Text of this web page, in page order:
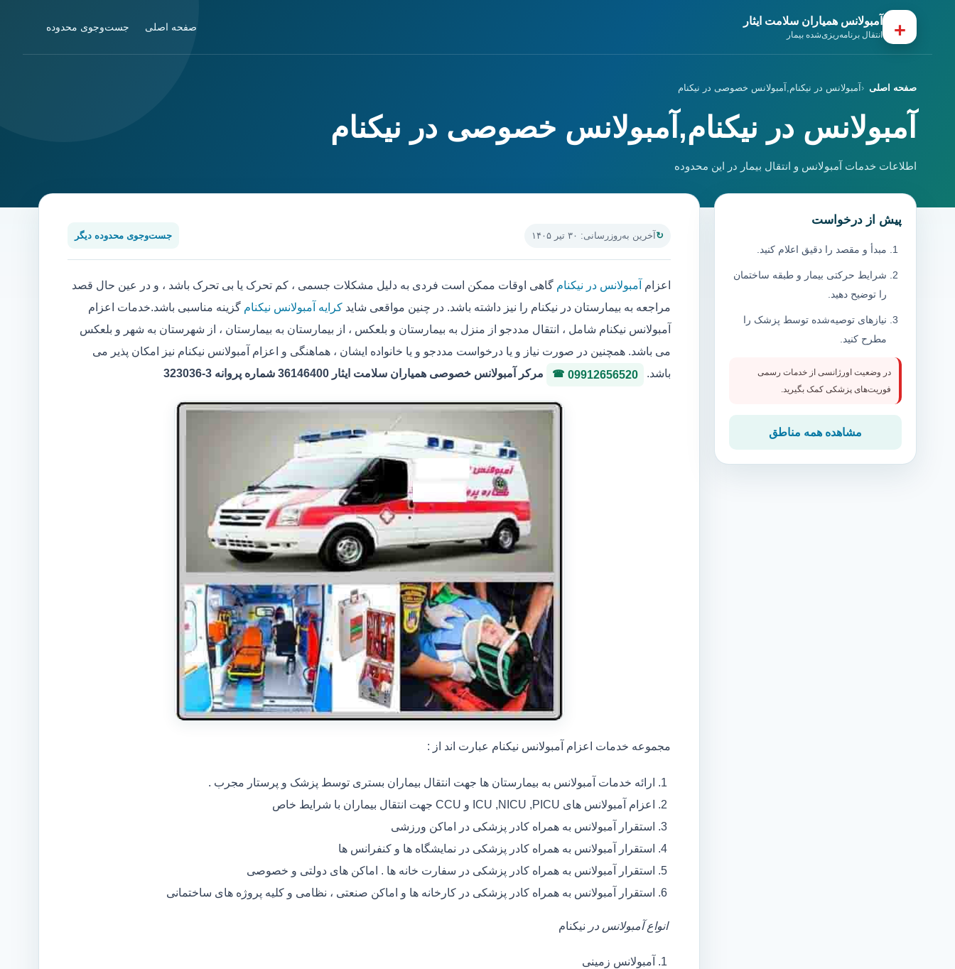
+ آمبولانس همیاران سلامت ایثار
انتقال برنامه‌ریزی‌شده بیمار
صفحه اصلی جست‌وجوی محدوده
صفحه اصلی آمبولانس در نیکنام,آمبولانس خصوصی در نیکنام
آمبولانس در نیکنام,آمبولانس خصوصی در نیکنام
اطلاعات خدمات آمبولانس و انتقال بیمار در این محدوده
آخرین به‌روزرسانی: ۳۰ تیر ۱۴۰۵ جست‌وجوی محدوده دیگر
اعزام آمبولانس در نیکنام گاهی اوقات ممکن است فردی به دلیل مشکلات جسمی ، کم تحرک یا بی تحرک باشد ، و در عین حال قصد
مراجعه به بیمارستان در نیکنام را نیز داشته باشد. در چنین مواقعی شاید کرایه آمبولانس نیکنام گزینه مناسبی باشد.خدمات اعزام
آمبولانس نیکنام شامل ، انتقال مددجو از منزل به بیمارستان و بلعکس ، از بیمارستان به بیمارستان ، از شهرستان به شهر و بلعکس
می باشد. همچنین در صورت نیاز و یا درخواست مددجو و یا خانواده ایشان ، هماهنگی و اعزام آمبولانس نیکنام نیز امکان پذیر می
باشد.
09912656520 مرکر آمبولانس خصوصی همیاران سلامت ایثار 36146400 شماره پروانه 3-323036
مجموعه خدمات اعزام آمبولانس نیکنام عبارت اند از :
ارائه خدمات آمبولانس به بیمارستان ها جهت انتقال بیماران بستری توسط پزشک و پرستار مجرب .
اعزام آمبولانس های ICU ,NICU ,PICU و CCU جهت انتقال بیماران با شرایط خاص
استقرار آمبولانس به همراه کادر پزشکی در اماکن ورزشی
استقرار آمبولانس به همراه کادر پزشکی در نمایشگاه ها و کنفرانس ها
استقرار آمبولانس به همراه کادر پزشکی در سفارت خانه ها . اماکن های دولتی و خصوصی
استقرار آمبولانس به همراه کادر پزشکی در کارخانه ها و اماکن صنعتی ، نظامی و کلیه پروژه های ساختمانی
انواع آمبولانس در نیکنام
آمبولانس زمینی
پیش از درخواست
مبدأ و مقصد را دقیق اعلام کنید.
شرایط حرکتی بیمار و طبقه ساختمان
را توضیح دهید.
نیازهای توصیه‌شده توسط پزشک را
مطرح کنید.
در وضعیت اورژانسی از خدمات رسمی
فوریت‌های پزشکی کمک بگیرید.
مشاهده همه مناطق